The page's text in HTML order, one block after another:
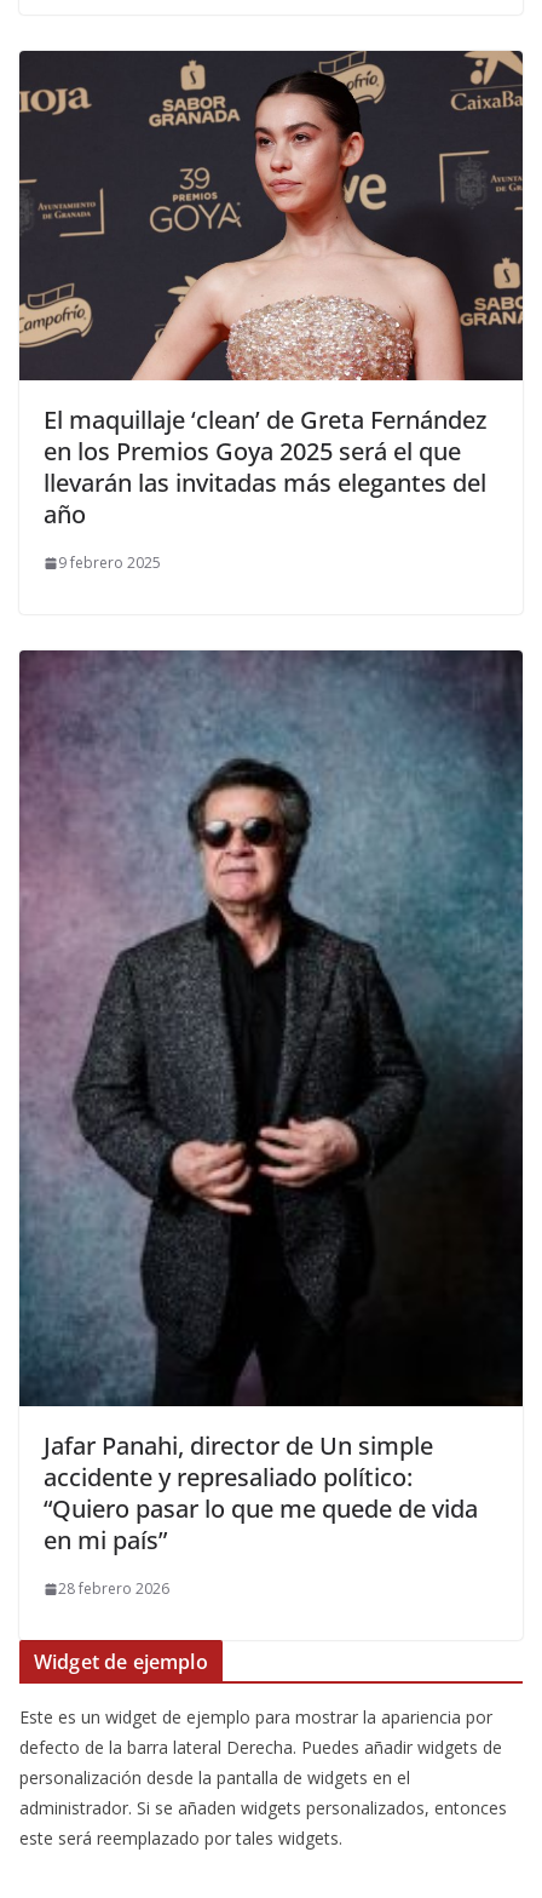
​El maquillaje ‘clean’ de Greta Fernández
en los Premios Goya 2025 será el que
llevarán las invitadas más elegantes del
año
9 febrero 2025
​Jafar Panahi, director de Un simple
accidente y represaliado político:
“Quiero pasar lo que me quede de vida
en mi país”
28 febrero 2026
Widget de ejemplo
Este es un widget de ejemplo para mostrar la apariencia por
defecto de la barra lateral Derecha. Puedes añadir widgets de
personalización desde la pantalla de widgets en el
administrador. Si se añaden widgets personalizados, entonces
este será reemplazado por tales widgets.